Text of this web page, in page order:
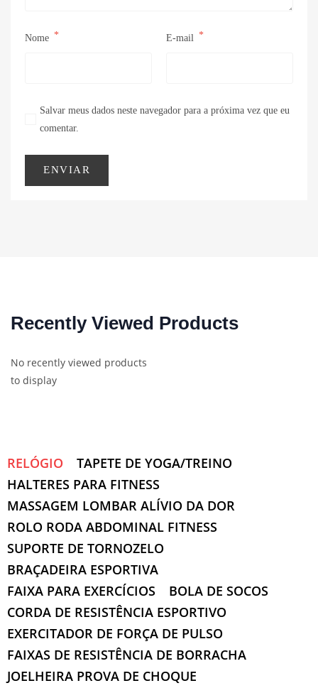
Nome * E-mail *
Salvar meus dados neste navegador para a próxima vez que eu
comentar.
Recently Viewed Products
No recently viewed products
to display
RELÓGIO
TAPETE DE YOGA/TREINO
HALTERES PARA FITNESS
MASSAGEM LOMBAR ALÍVIO DA DOR
ROLO RODA ABDOMINAL FITNESS
SUPORTE DE TORNOZELO
BRAÇADEIRA ESPORTIVA
FAIXA PARA EXERCÍCIOS
BOLA DE SOCOS
CORDA DE RESISTÊNCIA ESPORTIVO
EXERCITADOR DE FORÇA DE PULSO
FAIXAS DE RESISTÊNCIA DE BORRACHA
JOELHEIRA PROVA DE CHOQUE